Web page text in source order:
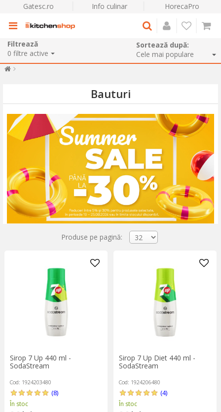
Gatesc.ro Info culinar HorecaPro
Filtrează
0 filtre active
Sortează după:
Bauturi
Produse pe pagină:
Sirop 7 Up 440 ml -
SodaStream
Cod: 1924203480
(8)
În stoc
Sirop 7 Up Diet 440 ml -
SodaStream
Cod: 1924206480
(4)
În stoc